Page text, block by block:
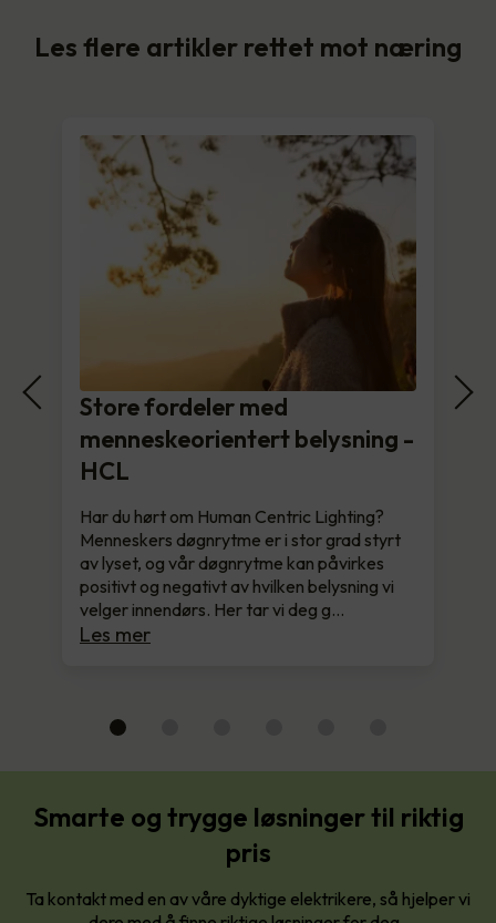
Les flere artikler rettet mot næring
Store fordeler med
menneskeorientert belysning -
HCL
Har du hørt om Human Centric Lighting?
Menneskers døgnrytme er i stor grad styrt
av lyset, og vår døgnrytme kan påvirkes
positivt og negativt av hvilken belysning vi
velger innendørs. Her tar vi deg g…
Les mer
Smarte og trygge løsninger til riktig
pris
Ta kontakt med en av våre dyktige elektrikere, så hjelper vi